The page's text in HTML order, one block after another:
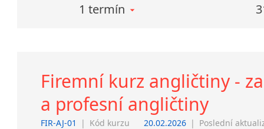
1 termín
Firemní kurz angličtiny -
a profesní angličtiny
FIR-AJ-01 | Kód kurzu 20.02.2026 | Poslední